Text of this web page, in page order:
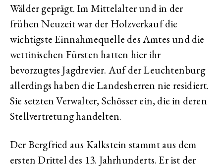
Wälder geprägt. Im Mittelalter und in der
frühen Neuzeit war der Holzverkauf die
wichtigste Einnahmequelle des Amtes und die
wettinischen Fürsten hatten hier ihr
bevorzugtes Jagdrevier. Auf der Leuchtenburg
allerdings haben die Landesherren nie residiert.
Sie setzten Verwalter, Schösser ein, die in deren
Stellvertretung handelten.
Der Bergfried aus Kalkstein stammt aus dem
ersten Drittel des 13. Jahrhunderts. Er ist der